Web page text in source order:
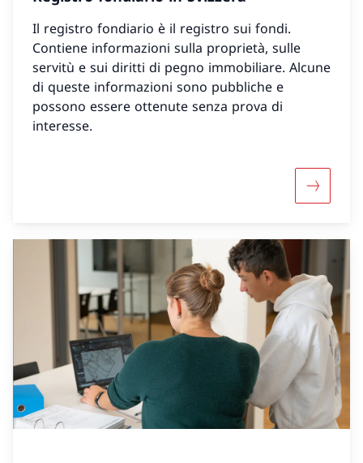
Il registro fondiario è il registro sui fondi.
Contiene informazioni sulla proprietà, sulle
servitù e sui diritti di pegno immobiliare. Alcune
di queste informazioni sono pubbliche e
possono essere ottenute senza prova di
interesse.